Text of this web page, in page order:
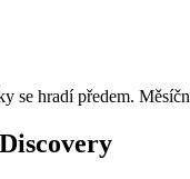
se hradí předem.